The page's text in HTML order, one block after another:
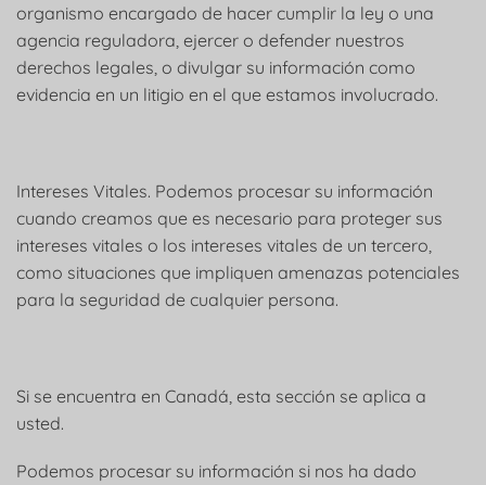
organismo encargado de hacer cumplir la ley o una
agencia reguladora, ejercer o defender nuestros
derechos legales, o divulgar su información como
evidencia en un litigio en el que estamos involucrado.
Intereses Vitales. Podemos procesar su información
cuando creamos que es necesario para proteger sus
intereses vitales o los intereses vitales de un tercero,
como situaciones que impliquen amenazas potenciales
para la seguridad de cualquier persona.
Si se encuentra en Canadá, esta sección se aplica a
usted.
Podemos procesar su información si nos ha dado